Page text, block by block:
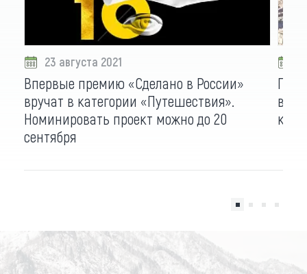
23 августа 2021
Впервые премию «Сделано в России»
вручат в категории «Путешествия».
Номинировать проект можно до 20
сентября
в